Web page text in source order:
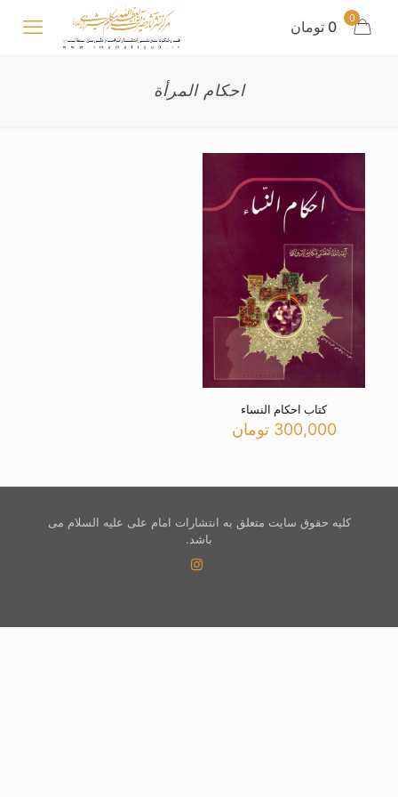
0 0 تومان
احکام المرأة
کتاب احکام النساء
300,000 تومان
کلیه حقوق سایت متعلق به انتشارات امام علی علیه السلام می
باشد.